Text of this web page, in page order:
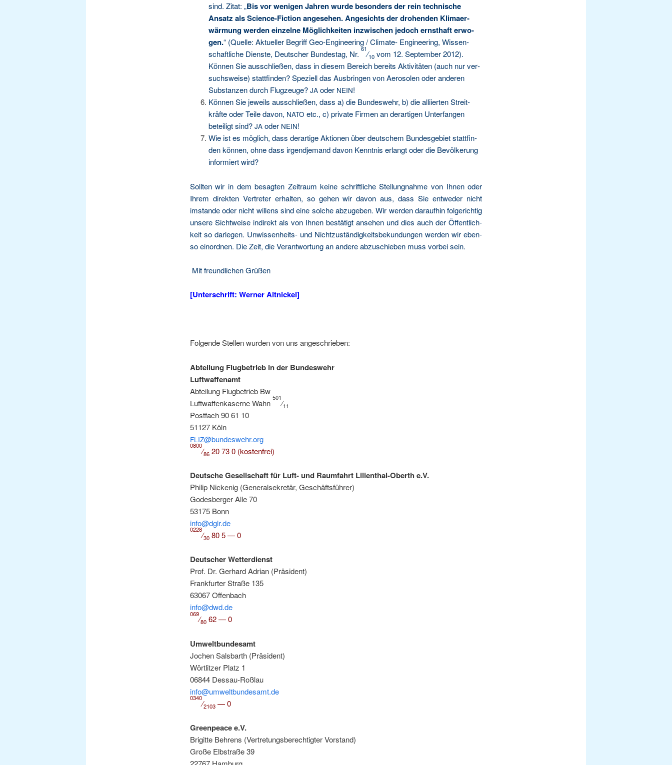
sind. Zitat: „Bis vor weni­gen Jah­ren wur­de beson­ders der rein tech­ni­sche
Ansatz als Sci­ence-Fic­tion ange­se­hen. Ange­sichts der dro­hen­den Kli­ma­er­
wär­mung wer­den ein­zel­ne Mög­lich­kei­ten inzwi­schen jedoch ernst­haft erwo­
gen.“ (Quel­le: Aktu­el­ler Begriff Geo-Engi­nee­ring / Cli­ma­te- Engi­nee­ring, Wis­sen­
schaft­li­che Diens­te, Deut­scher Bun­des­tag, Nr.
61
⁄10 vom 12. Sep­tem­ber 2012).
Kön­nen Sie aus­schlie­ßen, dass in die­sem Bereich bereits Akti­vi­tä­ten (auch nur ver­
suchs­wei­se) statt­fin­den? Spe­zi­ell das Aus­brin­gen von Aero­so­len oder ande­ren
Sub­stan­zen durch Flug­zeu­ge?JA oder NEIN!
Kön­nen Sie jeweils aus­schlie­ßen, dass a) die Bun­des­wehr, b) die alli­ier­ten Streit­
kräf­te oder Tei­le davon, NATO etc., c) pri­va­te Fir­men an der­ar­ti­gen Unter­fan­gen
betei­ligt sind?JA oder NEIN!
Wie ist es mög­lich, dass der­ar­ti­ge Aktio­nen über deut­schem Bun­des­ge­biet statt­fin­
den kön­nen, ohne dass irgend­je­mand davon Kennt­nis erlangt oder die Bevöl­ke­rung
infor­miert wird?
Soll­ten wir in dem besag­ten Zeit­raum kei­ne schrift­li­che Stel­lung­nah­me von Ihnen oder
Ihrem direk­ten Ver­tre­ter erhal­ten, so gehen wir davon aus, dass Sie ent­we­der nicht
imstan­de oder nicht wil­lens sind eine sol­che abzu­ge­ben. Wir wer­den dar­auf­hin fol­ge­rich­tig
unse­re Sicht­wei­se indi­rekt als von Ihnen bestä­tigt anse­hen und dies auch der Öffent­lich­
keit so dar­le­gen. Unwis­sen­heits- und Nicht­zu­stän­dig­keits­be­kun­dun­gen wer­den wir eben­
so ein­ord­nen. Die Zeit, die Ver­ant­wor­tung an ande­re abzu­schie­ben muss vor­bei sein.
Mit freund­li­chen Grüßen
[Unter­schrift: Wer­ner Altnickel]
Fol­gen­de Stel­len wur­den von uns angeschrieben:
Abtei­lung Flug­be­trieb in der Bundeswehr
Luft­waf­fen­amt
Abtei­lung Flug­be­trieb Bw
Luft­waf­fen­ka­ser­ne Wahn
501
⁄11
Post­fach 90 61 10
51127 Köln
FLIZ@bundeswehr.org
0800
⁄8620 73 0 (kos­ten­frei)
Deut­sche Gesell­schaft für Luft- und Raum­fahrt Lili­en­thal-Oberth e.V.
Phil­ip Nicke­nig (Gene­ral­se­kre­tär, Geschäftsführer)
Godes­ber­ger Alle 70
53175 Bonn
info@dglr.de
0228
⁄3080 5 — 0
Deut­scher Wetterdienst
Prof. Dr. Ger­hard Adri­an (Prä­si­dent)
Frank­fur­ter Stra­ße 135
63067 Offenbach
info@dwd.de
069
⁄8062 — 0
Umwelt­bun­des­amt
Jochen Sals­barth (Prä­si­dent)
Wört­lit­zer Platz 1
06844 Dessau-Roßlau
info@umweltbundesamt.de
0340
⁄2103— 0
Green­peace e.V.
Bri­git­te Beh­rens (Ver­tre­tungs­be­rech­tig­ter Vorstand)
Gro­ße Elb­stra­ße 39